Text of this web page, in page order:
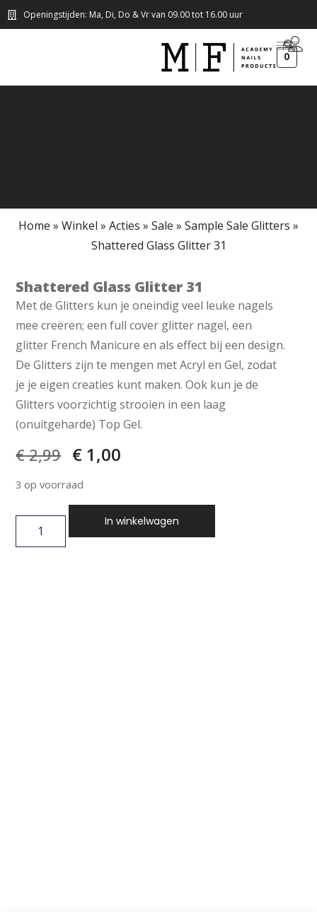
Openingstijden: Ma, Di, Do & Vr van 09.00 tot 16.00 uur
0
Home » Winkel » Acties » Sale » Sample Sale Glitters »
Shattered Glass Glitter 31
Shattered Glass Glitter 31
Met de Glitters kun je oneindig veel leuke nagels
mee creëren; een full cover glitter nagel, een
glitter French Manicure en als effect bij een design.
De Glitters zijn te mengen met Acryl en Gel, zodat
je je eigen creaties kunt maken. Ook kun je de
Glitters voorzichtig strooien in een laag
(onuitgeharde) Top Gel.
€2,99 € 1,00
3 op voorraad
In winkelwagen